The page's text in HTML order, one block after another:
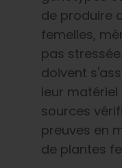
de produire
femelles,
pas
doivent
leur
sources
preuves en
de plantes